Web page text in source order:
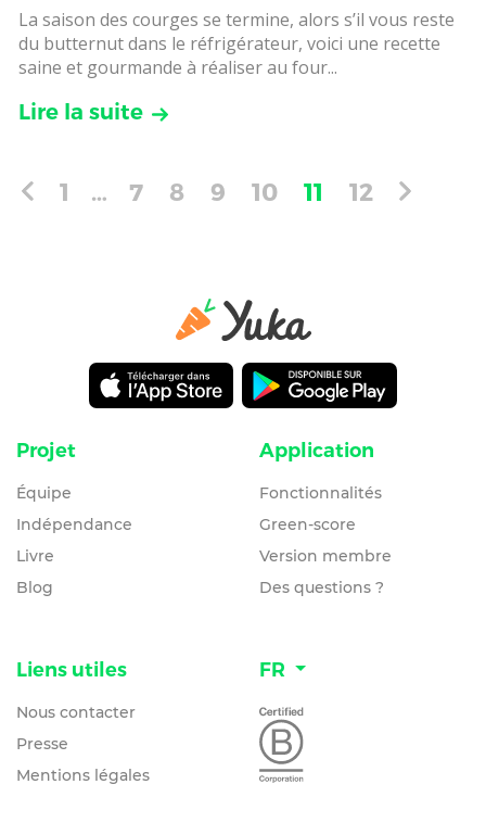
La saison des courges se termine, alors s’il vous reste
du butternut dans le réfrigérateur, voici une recette
saine et gourmande à réaliser au four...
Lire la suite
1 … 7 8 9 10 11 12
Projet
Équipe
Indépendance
Livre
Blog
Application
Fonctionnalités
Green-score
Version membre
Des questions ?
Liens utiles
Nous contacter
Presse
Mentions légales
FR